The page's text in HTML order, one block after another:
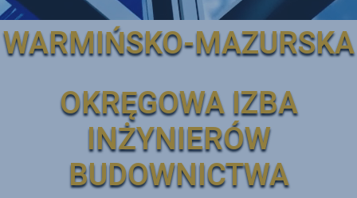
WARMIŃSKO-MAZURSKA
OKRĘGOWA IZBA
INŻYNIERÓW
BUDOWNICTWA